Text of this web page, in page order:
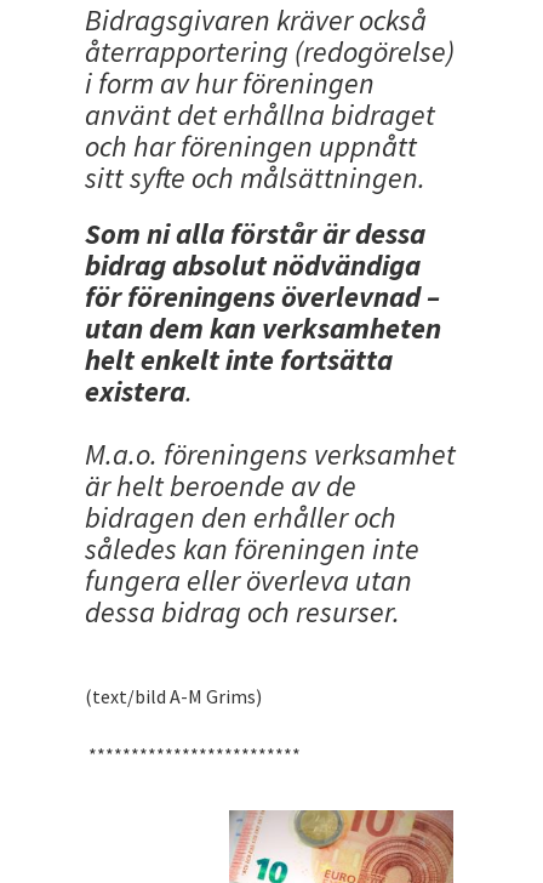
Bidragsgivaren kräver också
återrapportering (redogörelse)
i form av hur föreningen
använt det erhållna bidraget
och har föreningen uppnått
sitt syfte och målsättningen.
Som ni alla förstår är dessa
bidrag absolut nödvändiga
för föreningens överlevnad –
utan dem kan verksamheten
helt enkelt inte fortsätta
existera.
M.a.o. föreningens verksamhet
är helt beroende av de
bidragen den erhåller och
således kan föreningen inte
fungera eller överleva utan
dessa bidrag och resurser.
(text/bild A-M Grims)
*************************